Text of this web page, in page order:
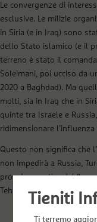
Le convergenze di
esclusive. Le milizie
in Siria (e in Iraq) sono
dello Stato islamico (e il
terreno è stato il
Soleimani, poi ucciso da
2020 a Baghdad). Ma
molti, sia in Iraq che in
quinte tra Israele e
ridimensionare
Questo non significa che
non impedirà a Russia,
prossimo vertice del
Tehran su invito del
Tieniti
Ti terremo